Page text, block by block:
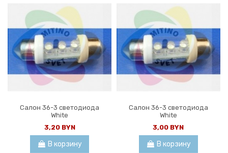
Салон 36-3 светодиода
White
3,20 BYN
В корзину
Салон 36-3 светодиода
White
3,00 BYN
В корзину